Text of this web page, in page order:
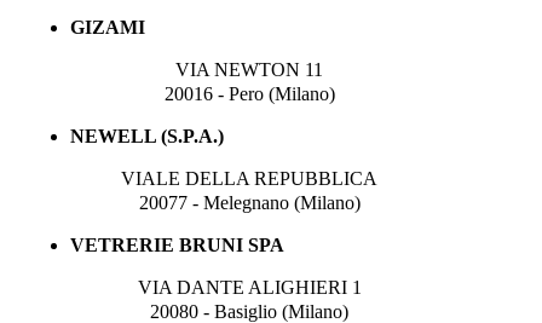
GIZAMI
VIA NEWTON 11
20016 - Pero (Milano)
NEWELL (S.P.A.)
VIALE DELLA REPUBBLICA
20077 - Melegnano (Milano)
VETRERIE BRUNI SPA
VIA DANTE ALIGHIERI 1
20080 - Basiglio (Milano)